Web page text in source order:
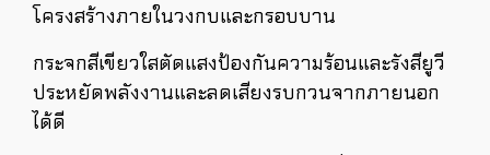
โครงสร้างภายในวงกบและกรอบบาน
กระจกสีเขียวใสตัดแสงป้องกันความร้อนและรังสียูวี
ประหยัดพลังงานและลดเสียงรบกวนจากภายนอก
ได้ดี